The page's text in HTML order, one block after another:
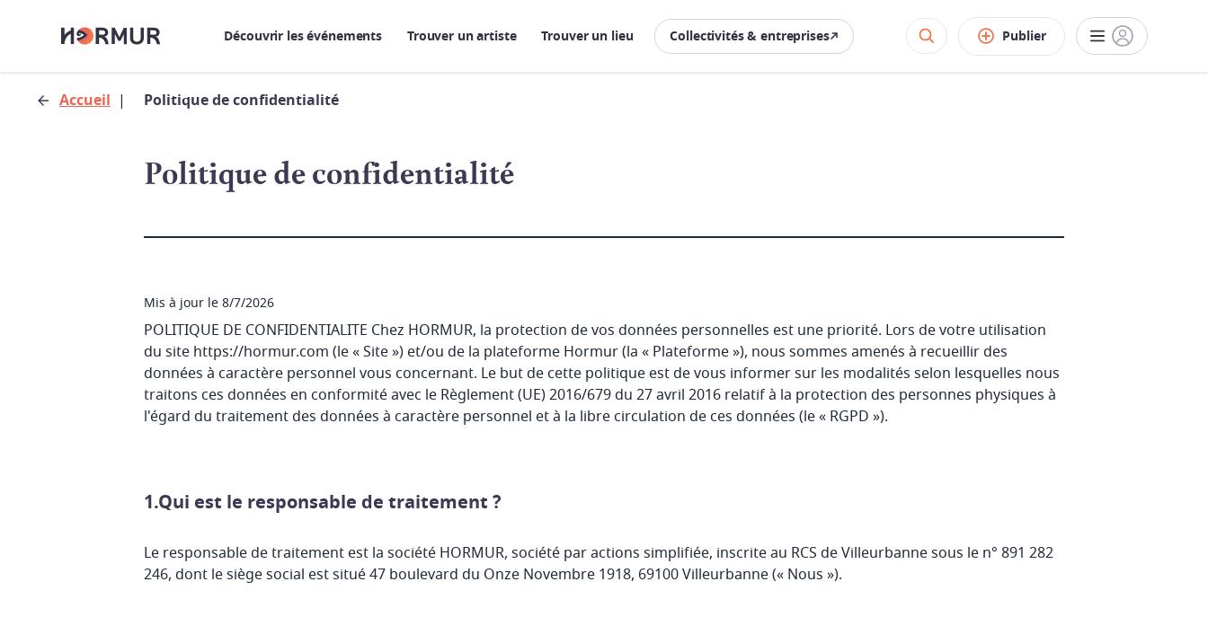
Découvrir les événements Trouver un artiste Trouver un lieu Collectivités & entreprises Publier
Accueil | Politique de confidentialité
Politique de confidentialité
Mis à jour le 8/7/2026
POLITIQUE DE CONFIDENTIALITE Chez HORMUR, la protection de vos données personnelles est une priorité. Lors de votre utilisation
du site https://hormur.com (le « Site ») et/ou de la plateforme Hormur (la « Plateforme »), nous sommes amenés à recueillir des
données à caractère personnel vous concernant. Le but de cette politique est de vous informer sur les modalités selon lesquelles nous
traitons ces données en conformité avec le Règlement (UE) 2016/679 du 27 avril 2016 relatif à la protection des personnes physiques à
l'égard du traitement des données à caractère personnel et à la libre circulation de ces données (le « RGPD »).
1.Qui est le responsable de traitement ?
Le responsable de traitement est la société HORMUR, société par actions simplifiée, inscrite au RCS de Villeurbanne sous le n° 891 282
246, dont le siège social est situé 47 boulevard du Onze Novembre 1918, 69100 Villeurbanne (« Nous »).